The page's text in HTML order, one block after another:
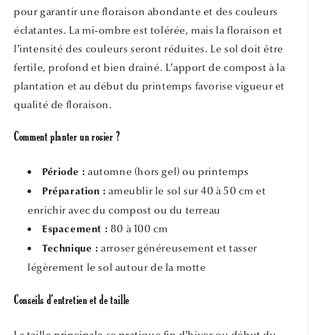
pour garantir une floraison abondante et des couleurs
éclatantes. La mi-ombre est tolérée, mais la floraison et
l’intensité des couleurs seront réduites. Le sol doit être
fertile, profond et bien drainé. L’apport de compost à la
plantation et au début du printemps favorise vigueur et
qualité de floraison.
Comment planter un rosier ?
Période : automne (hors gel) ou printemps
Préparation : ameublir le sol sur 40 à 50 cm et
enrichir avec du compost ou du terreau
Espacement : 80 à 100 cm
Technique : arroser généreusement et tasser
légèrement le sol autour de la motte
Conseils d’entretien et de taille